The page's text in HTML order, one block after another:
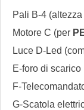
Pali B-4 (altezza
Motore C (per
Luce D-Led
E-foro di scarico
F-
G-Scatola